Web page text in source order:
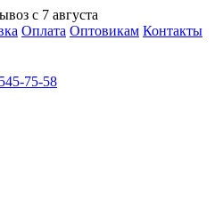
с 7 августа
Оплата Оптовикам Контакты
75-58